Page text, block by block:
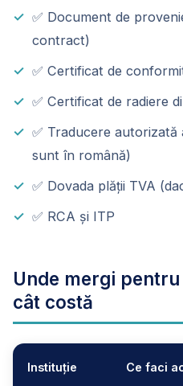
✅ Document de
contract)
✅ Certificat de
✅ Certificat de radiere
✅ Traducere
sunt în română)
✅ Dovada plății TVA
✅ RCA și ITP
Unde mergi
cât costă
Instituție Ce faci